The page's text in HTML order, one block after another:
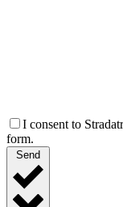
I consent to
form.
Send